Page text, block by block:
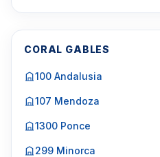
CORAL GABLES
100 Andalusia
107 Mendoza
1300 Ponce
299 Minorca